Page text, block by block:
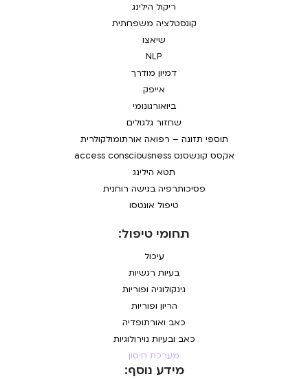
תחומי טיפול:
עיכול
בעיות רגשיות
גינקולוגיה ופוריות
הריון ופוריות
כאב ואורתופדיה
כאב ובעיות נוירולוגיות
מערכת חיסון
מידע נוסף:
ריקול הילינג
קונסטלציה משפחתית
שיאצו
NLP
דמיון מודרך
אייפק
ביואורגונומי
שחזור גלגולים
תוספי תזונה – רפואה אורתומולקולרית
אקסס קונשסנס access consciousness
תטא הילינג
פסיכותרפיה בגישה רוחנית
טיפול אונטסו